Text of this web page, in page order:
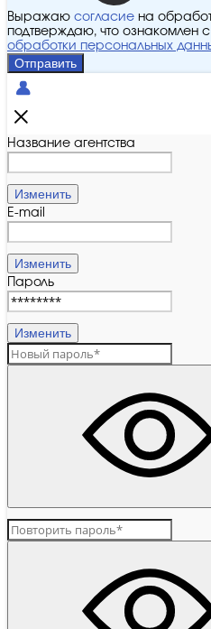
Выражаю согласие на
подтверждаю, что ознакомлен с
обработки персональных
Отправить
Название агентства
Изменить
E-mail
Изменить
Пароль
Изменить